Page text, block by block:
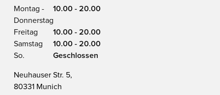
Montag -
Donnerstag
10.00 - 20.00
Freitag
10.00 - 20.00
Samstag
10.00 - 20.00
So.
Geschlossen
Neuhauser Str. 5,
80331 Munich